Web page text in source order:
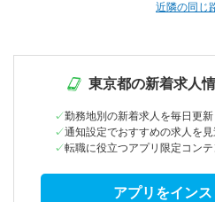
近隣の同じ
東京都の新着求人
勤務地別の新着求人を毎日更新
通知設定でおすすめの求人を
転職に役立つアプリ限定コン
アプリをイン